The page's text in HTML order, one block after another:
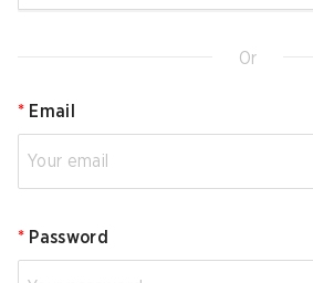
Or
* Email
* Password